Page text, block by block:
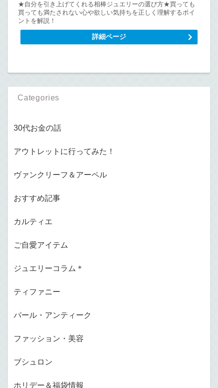
★自分を引き上げてくれる相棒ジュエリーの選び方★買っても
買っても満たされない心や欲しい気持ちを正しく理解するポイ
ントを解説！
詳細ページ
Categories
30代お金の話
アウトレットに行ってみた！
ヴァンクリーフ＆アーペル
おすすめ記事
カルティエ
ご自愛アイテム
ジュエリーコラム＊
ティファニー
パール・アンティーク
ファッション・美容
ブシュロン
ホリデー＆福袋情報